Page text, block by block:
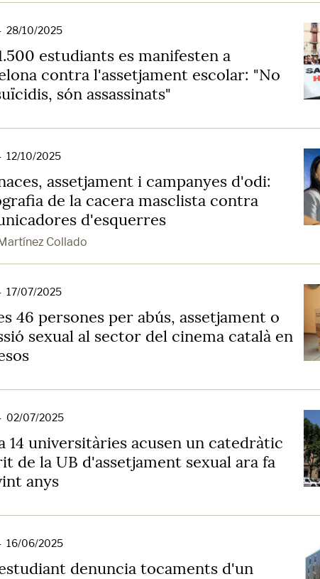
28/10/2025
estudiants es manifesten a
contra l'assetjament escolar: "No
són assassinats"
12/10/2025
assetjament i campanyes d'odi:
de la cacera masclista contra
d'esquerres
Collado
17/07/2025
46 persones per abús, assetjament o
sexual al sector del cinema català en
02/07/2025
14 universitàries acusen un catedràtic
de la UB d'assetjament sexual ara fa
anys
16/06/2025
denuncia tocaments d'un